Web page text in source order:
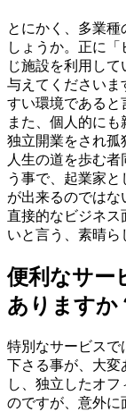
とにかく、多業
しょうか。正に
じ施設を利用し
与えてくださいま
すい環境であると
また、個人的に
独立開業をされ孤
人生の道を歩む
う事で、起業家
が出来るのではな
直接的なビジネス
いと言う、素晴ら
便利なサー
ありますか
特別なサービスで
下さる事が、大変
し、独立したオ
のですが、意外に